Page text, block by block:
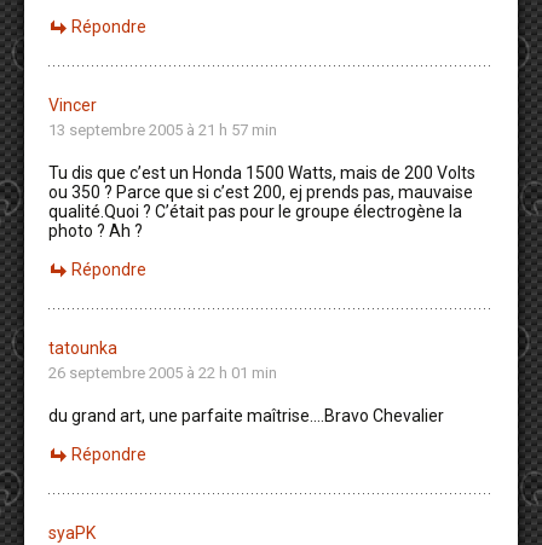
Répondre
Vincer
13 septembre 2005 à 21 h 57 min
Tu dis que c’est un Honda 1500 Watts, mais de 200 Volts
ou 350 ? Parce que si c’est 200, ej prends pas, mauvaise
qualité.Quoi ? C’était pas pour le groupe électrogène la
photo ? Ah ?
Répondre
tatounka
26 septembre 2005 à 22 h 01 min
du grand art, une parfaite maîtrise….Bravo Chevalier
Répondre
syaPK